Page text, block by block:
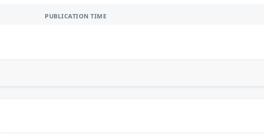
PUBLICATION TIME